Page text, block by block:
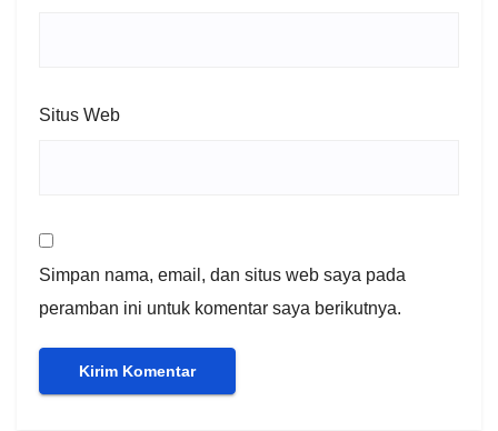
Situs Web
Simpan nama, email, dan situs web saya pada
peramban ini untuk komentar saya berikutnya.